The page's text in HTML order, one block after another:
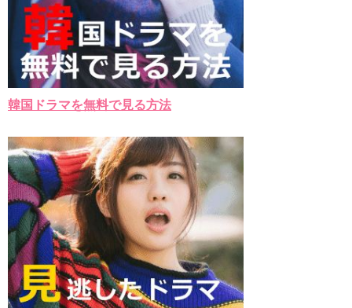
韓国ドラマを無料で見る方法